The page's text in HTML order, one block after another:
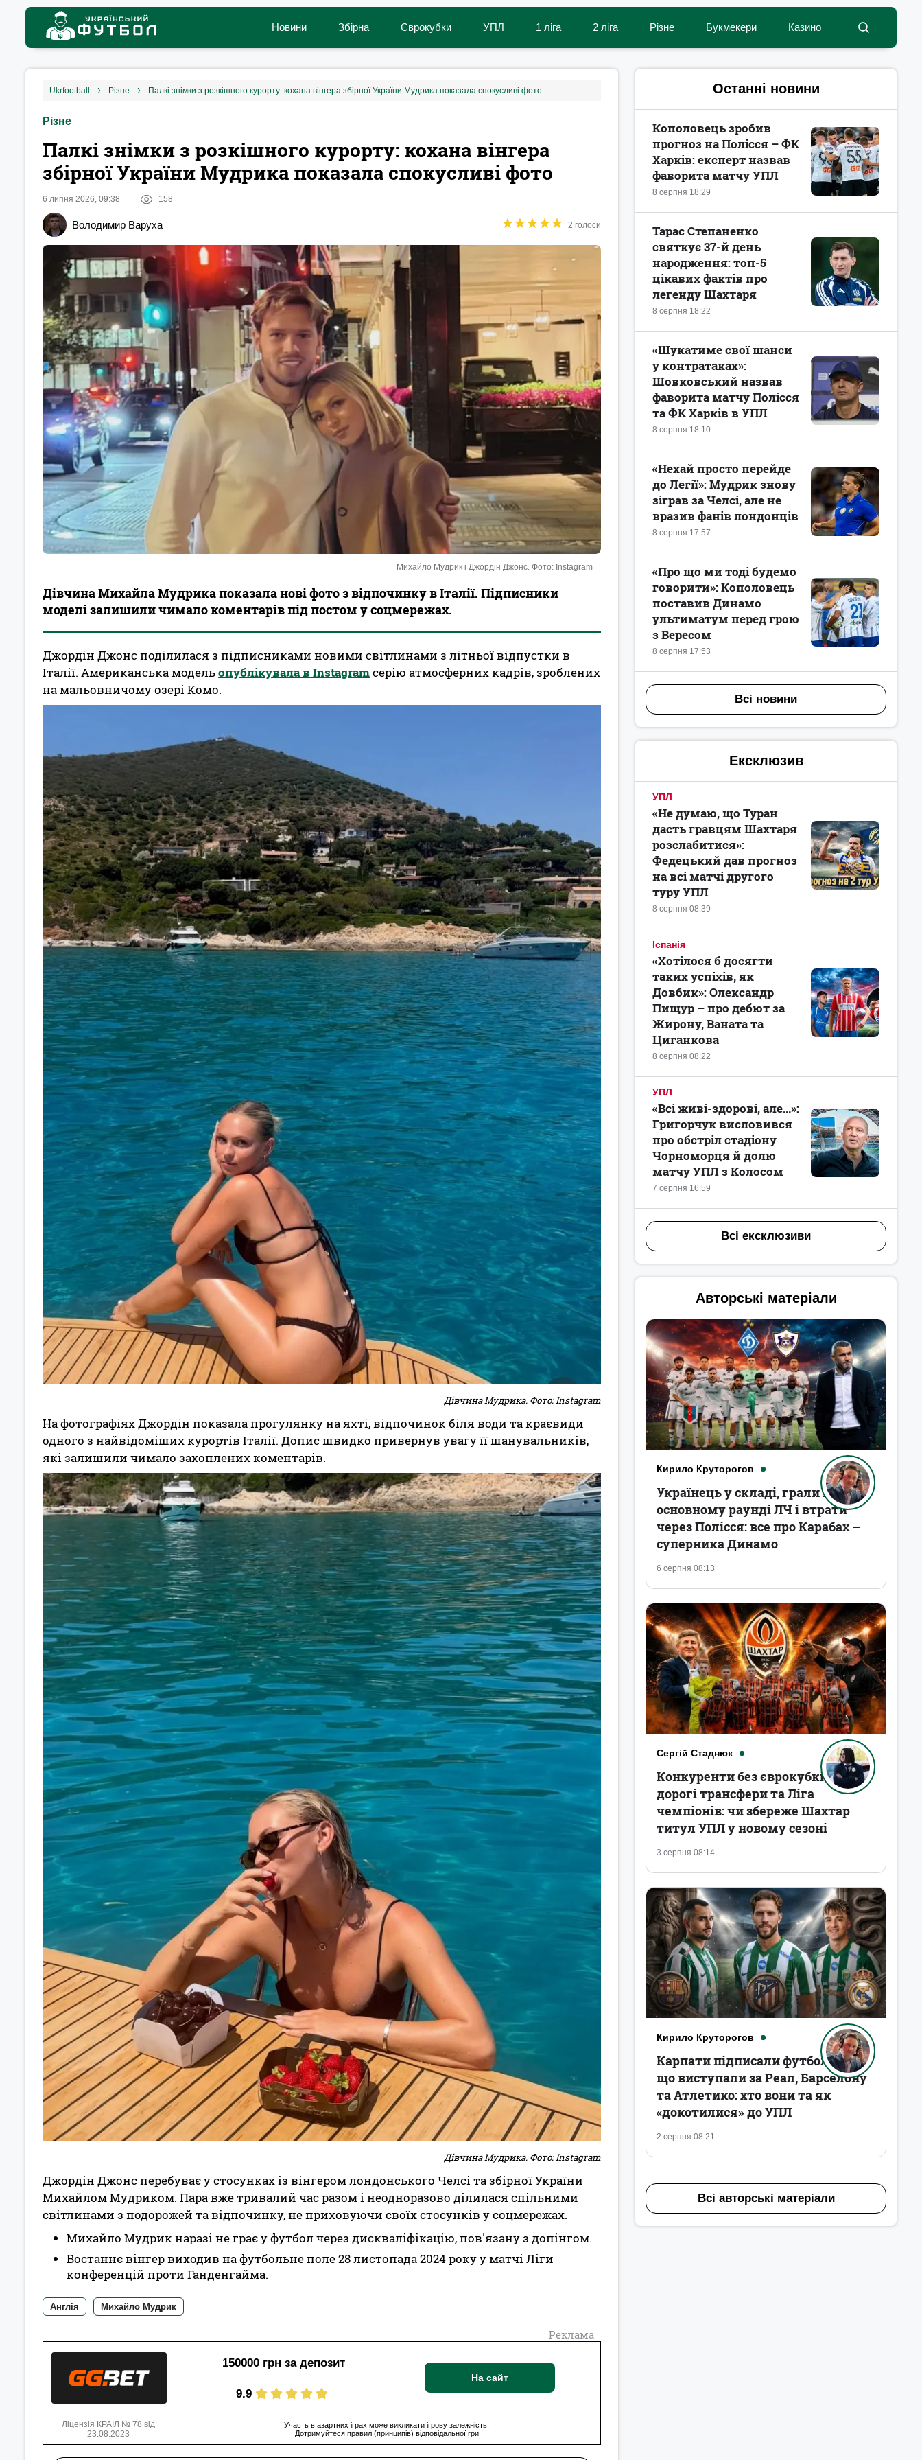
Новини Збірна Єврокубки УПЛ 1 ліга 2 ліга Різне Букмекери Казино
ukrfootball різне Палкі знімки з розкішного курорту: кохана вінгера збірної України Мудрика показала спокусливі фото
Різне
Палкі знімки з розкішного курорту: кохана вінгера
збірної України Мудрика показала спокусливі фото
6 липня 2026, 09:38 158
Володимир Варуха ★★★★★
★★★★★ 2 голоси
Михайло Мудрик і Джордін Джонс. Фото: Instagram
Дівчина Михайла Мудрика показала нові фото з відпочинку в Італії. Підписники
моделі залишили чимало коментарів під постом у соцмережах.
Джордін Джонс поділилася з підписниками новими світлинами з літньої відпустки в
Італії. Американська модельопублікувала в Instagramсерію атмосферних кадрів, зроблених
на мальовничому озері Комо.
Дівчина Мудрика. Фото: Instagram
На фотографіях Джордін показала прогулянку на яхті, відпочинок біля води та краєвиди
одного з найвідоміших курортів Італії. Допис швидко привернув увагу її шанувальників,
які залишили чимало захоплених коментарів.
Дівчина Мудрика. Фото: Instagram
Джордін Джонс перебуває у стосунках із вінгером лондонського Челсі та збірної України
Михайлом Мудриком. Пара вже тривалий час разом і неодноразово ділилася спільними
світлинами з подорожей та відпочинку, не приховуючи своїх стосунків у соцмережах.
Михайло Мудрик наразі не грає у футбол через дискваліфікацію, пов'язану з допінгом.
Востаннє вінгер виходив на футбольне поле 28 листопада 2024 року у матчі Ліги
конференцій проти Ганденгайма.
Англія Михайло Мудрик
Реклама
150000 грн за депозит
9.9
На сайт
Ліцензія КРАІЛ № 78 від
23.08.2023
Участь в азартних іграх може викликати ігрову залежність.
Дотримуйтеся правил (принципів) відповідальної гри
Останні новини
8 серпня 18:29
Кополовець зробив
прогноз на Полісся – ФК
Харків: експерт назвав
фаворита матчу УПЛ
8 серпня 18:22
Тарас Степаненко
святкує 37-й день
народження: топ-5
цікавих фактів про
легенду Шахтаря
8 серпня 18:10
«Шукатиме свої шанси
у контратаках»:
Шовковський назвав
фаворита матчу Полісся
та ФК Харків в УПЛ
8 серпня 17:57
«Нехай просто перейде
до Легії»: Мудрик знову
зіграв за Челсі, але не
вразив фанів лондонців
8 серпня 17:53
«Про що ми тоді будемо
говорити»: Кополовець
поставив Динамо
ультиматум перед грою
з Вересом
Всі новини
Ексклюзив
УПЛ
8 серпня 08:39
«Не думаю, що Туран
дасть гравцям Шахтаря
розслабитися»:
Федецький дав прогноз
на всі матчі другого
туру УПЛ
Іспанія
8 серпня 08:22
«Хотілося б досягти
таких успіхів, як
Довбик»: Олександр
Пищур – про дебют за
Жирону, Ваната та
Циганкова
УПЛ
7 серпня 16:59
«Всі живі-здорові, але...»:
Григорчук висловився
про обстріл стадіону
Чорноморця й долю
матчу УПЛ з Колосом
Всі ексклюзиви
Авторські матеріали
Кирило Круторогов
6 серпня 08:13
Українець у складі, грали в
основному раунді ЛЧ і втрати
через Полісся: все про Карабах –
суперника Динамо
Сергій Стаднюк
3 серпня 08:14
Конкуренти без єврокубків,
дорогі трансфери та Ліга
чемпіонів: чи збереже Шахтар
титул УПЛ у новому сезоні
Кирило Круторогов
2 серпня 08:21
Карпати підписали футболістів,
що виступали за Реал, Барселону
та Атлетико: хто вони та як
«докотилися» до УПЛ
Всі авторські матеріали